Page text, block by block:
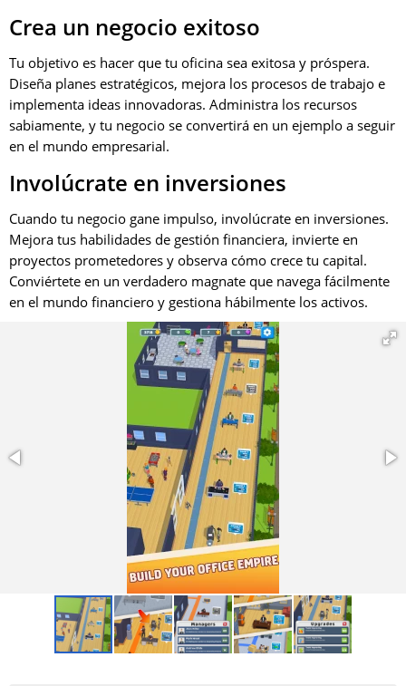
Crea un negocio exitoso
Tu objetivo es hacer que tu oficina sea exitosa y próspera.
Diseña planes estratégicos, mejora los procesos de trabajo e
implementa ideas innovadoras. Administra los recursos
sabiamente, y tu negocio se convertirá en un ejemplo a seguir
en el mundo empresarial.
Involúcrate en inversiones
Cuando tu negocio gane impulso, involúcrate en inversiones.
Mejora tus habilidades de gestión financiera, invierte en
proyectos prometedores y observa cómo crece tu capital.
Conviértete en un verdadero magnate que navega fácilmente
en el mundo financiero y gestiona hábilmente los activos.